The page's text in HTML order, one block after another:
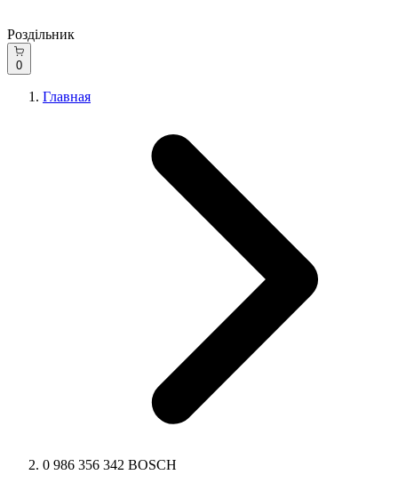
Роздільник
0
Главная
0 986 356 342 BOSCH